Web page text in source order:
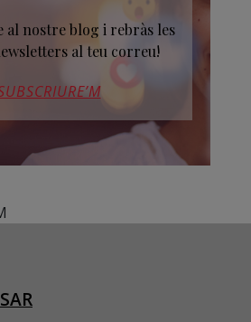
al nostre blog i rebràs les
al teu correu!